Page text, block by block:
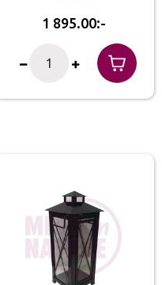
1 895.00